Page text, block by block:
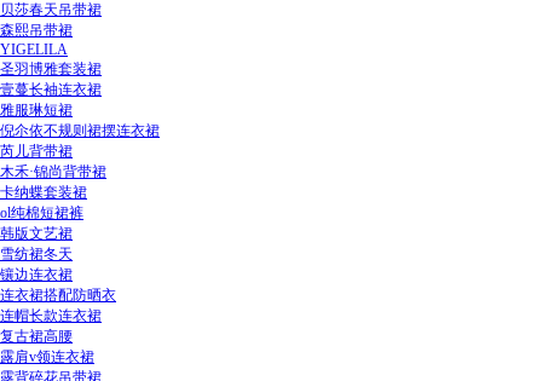
贝莎春天吊带裙
森熙吊带裙
YIGELILA
圣羽博雅套装裙
壹蔓长袖连衣裙
雅服琳短裙
倪尒依不规则裙摆连衣裙
芮儿背带裙
木禾·锦尚背带裙
卡纳蝶套装裙
ol纯棉短裙裤
韩版文艺裙
雪纺裙冬天
镶边连衣裙
连衣裙搭配防晒衣
连帽长款连衣裙
复古裙高腰
露肩v领连衣裙
露背碎花吊带裙